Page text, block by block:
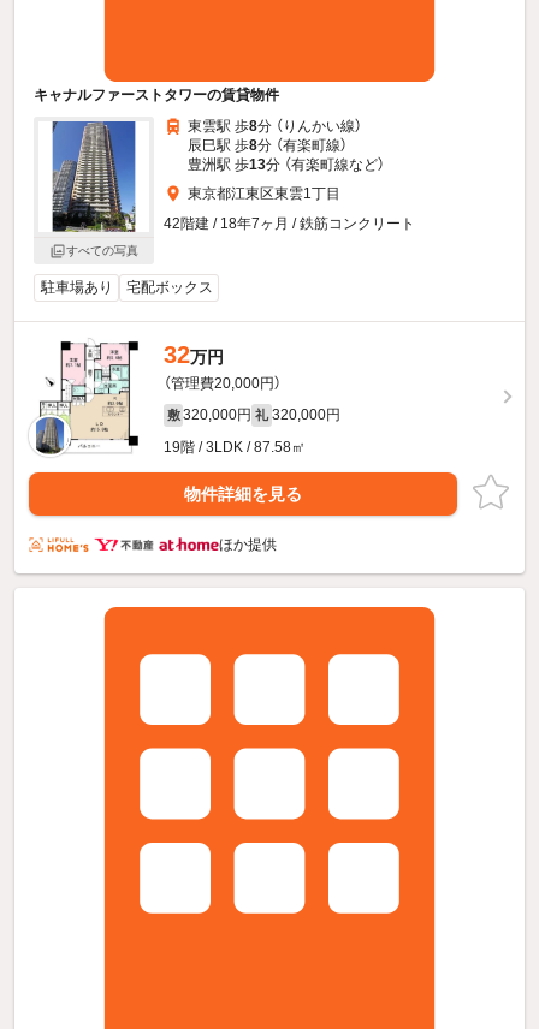
キャナルファーストタワーの賃貸物件
すべての写真
東雲駅 歩8分 （りんかい線）
辰巳駅 歩8分 （有楽町線）
豊洲駅 歩13分 （有楽町線など）
東京都江東区東雲1丁目
42階建 / 18年7ヶ月 / 鉄筋コンクリート
駐車場あり 宅配ボックス
32万円
（管理費20,000円）
敷 320,000円 礼 320,000円
19階 / 3LDK / 87.58㎡
物件詳細を見る
ほか提供